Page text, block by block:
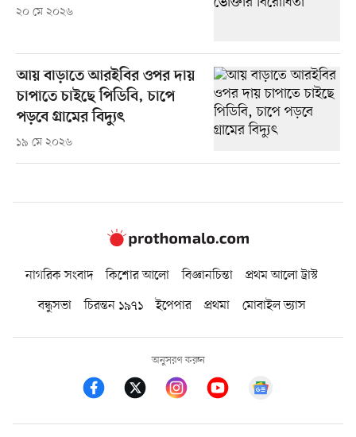
২০ মে ২০২৬
আয় বাড়াতে আরইবির ওপর দায়
চাপাতে চাইছে পিডিবি, চাপে
পড়বে গ্রামের বিদ্যুৎ
১৯ মে ২০২৬
নাগরিক সংবাদ কিশোর আলো বিজ্ঞানচিন্তা
প্রথম আলো ট্রাস্ট
বন্ধুসভা
চিরন্তন ১৯৭১ ইপেপার প্রথমা মোবাইল ভ্যাস
অনুসরণ করুন